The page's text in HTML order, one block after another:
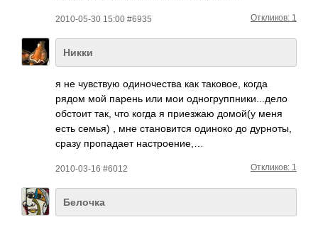
2010-05-30 15:00 #6935 Откликов: 1
Никки
я не чувс­твую один­очес­тва как тако­вое, когда
рядом мой парень или мои одно­груп­пник­и...­дело
обстоит так, что когда я прие­зжаю домой(у меня
есть семья) , мне стан­овится одиноко до дурн­оты,
сразу проп­адает наст­роен­ие,…
2010-03-16 #6012 Откликов: 1
Белочка